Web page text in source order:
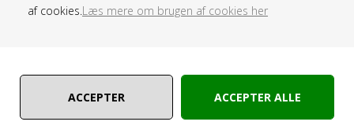
af cookies.Læs mere om brugen af cookies her
åbne system gør det muligt at læse alle dine
Den potente CPU og udvidede 3 GB RAM garanterer
stærk ydeevne. Den indbyggede 32 GB hukommelse